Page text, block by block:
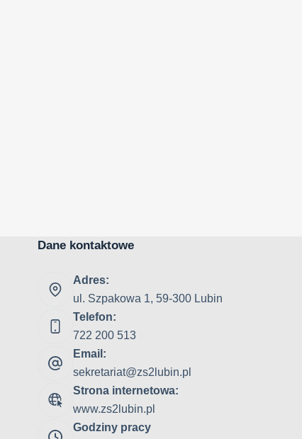
Dane kontaktowe
Adres:
ul. Szpakowa 1, 59-300 Lubin
Telefon:
722 200 513
Email:
sekretariat@zs2lubin.pl
Strona internetowa:
www.zs2lubin.pl
Godziny pracy